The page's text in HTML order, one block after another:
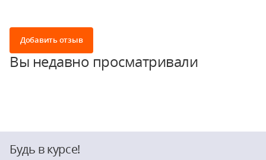
Добавить отзыв
Вы недавно просматривали
Будь в курсе!